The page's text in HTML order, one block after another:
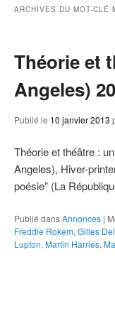
ARCHIVES DU MOT-CLÉ
Théorie et
Angeles)
Publié le 10 janvier 2013
Théorie et théâtre :
Angeles), Hiver-
poésie” (La
Publié dansAnnonces |
Freddie Rokem, Gilles
Lupton, Martin Harries,